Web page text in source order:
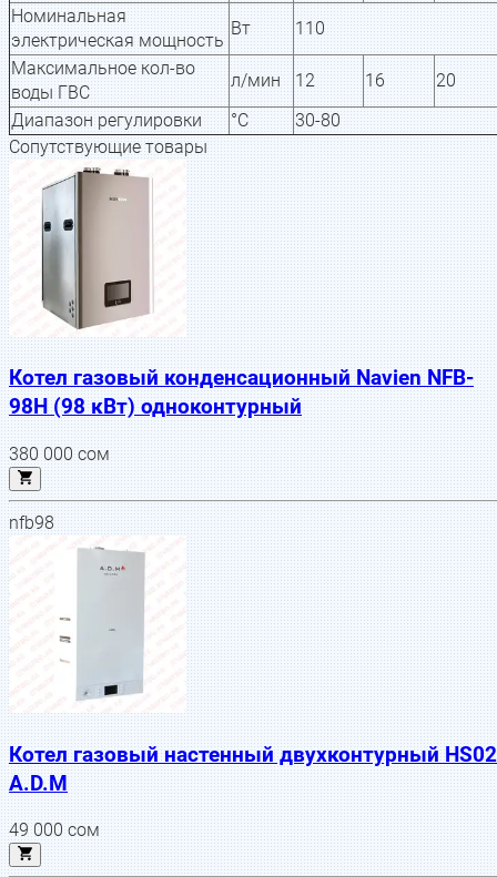
Номинальная
электрическая мощность
Вт
110
Максимальное кол-во
воды ГВС
л/мин 12 16
20
Диапазон регулировки
°С
30-80
Сопутствующие товары
Котел газовый конденсационный Navien NFB-
98H (98 кВт) одноконтурный
380 000сом
nfb98
Котел газовый настенный двухконтурный HS02
A.D.M
49 000сом